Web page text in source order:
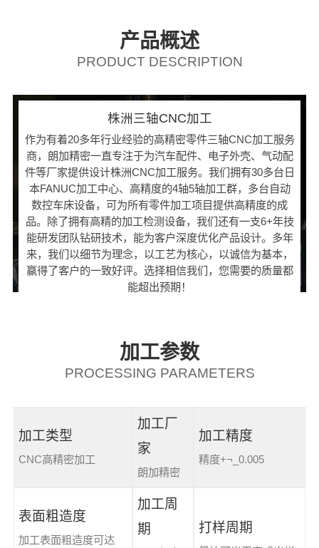
产品概述
PRODUCT DESCRIPTION
株洲三轴CNC加工
作为有着20多年行业经验的高精密零件三轴CNC加工服务
商，朗加精密一直专注于为汽车配件、电子外壳、气动配
件等厂家提供设计株洲CNC加工服务。我们拥有30多台日
本FANUC加工中心、高精度的4轴5轴加工群，多台自动
数控车床设备，可为所有零件加工项目提供高精度的成
品。除了拥有高精的加工检测设备，我们还有一支6+年技
能研发团队钻研技术，能为客户深度优化产品设计。多年
来，我们以细节为理念，以工艺为核心，以诚信为基本，
赢得了客户的一致好评。选择相信我们，您需要的质量都
能超出预期！
加工参数
PROCESSING PARAMETERS
加工类型
CNC高精密加工
加工厂
家
朗加精密
加工精度
精度+¬_0.005
表面粗造度
加工表面粗造度可达
加工周
期
打样周期